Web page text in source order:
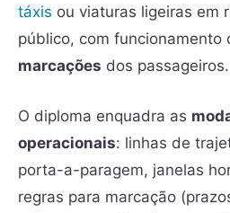
táxis ou viaturas ligeiras em
público, com funcionamento
marcações dos passageiros.
O diploma enquadra as
operacionais: linhas de
porta-a-paragem, janelas
regras para marcação